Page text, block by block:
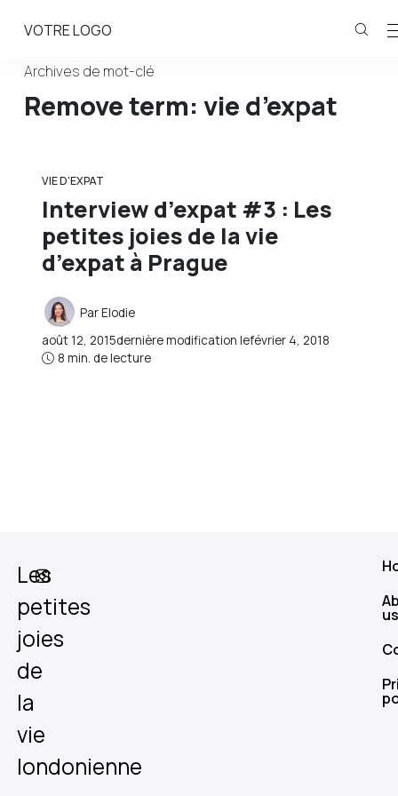
VOTRE LOGO
Archives de mot-clé
Remove term: vie d’expat
VIE D'EXPAT
Interview d’expat #3 : Les
petites joies de la vie
d’expat à Prague
ParElodie
août 12, 2015dernière modification lefévrier 4, 2018
8 min. de lecture
Les
petites
joies
de
la
vie
londonienne
us